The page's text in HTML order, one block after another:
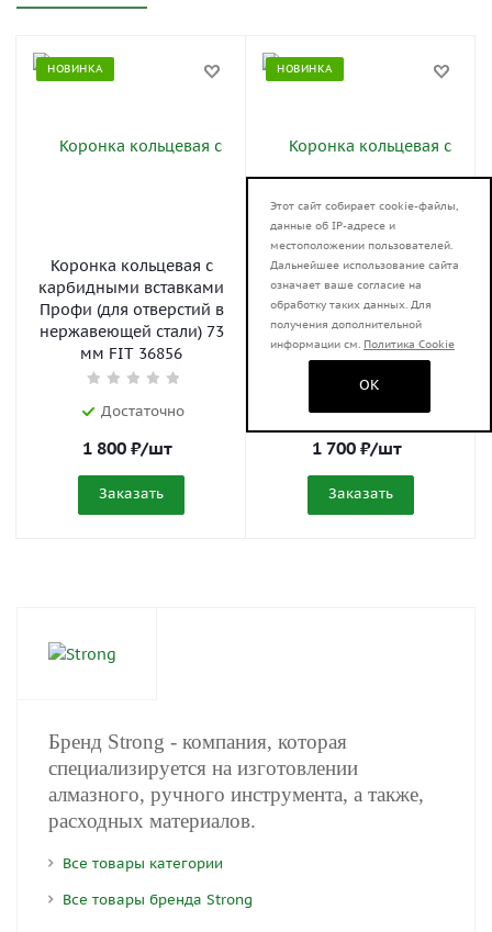
НОВИНКА
Коронка кольцевая с
карбидными вставками
Профи (для отверстий в
нержавеющей стали) 73
мм FIT 36856
Достаточно
1 800 ₽/шт
Заказать
НОВИНКА
Коронка кольцевая с
карбидными вставками
Профи (для отверстий в
нержавеющей стали) 70
мм FIT 36855
Достаточно
1 700 ₽/шт
Заказать
Бренд Strong - компания, которая
специализируется на изготовлении
алмазного, ручного инструмента, а также,
расходных материалов.
Все товары категории
Все товары бренда Strong
Этот сайт собирает cookie-файлы,
данные об IP-адресе и
местоположении пользователей.
Дальнейшее использование сайта
означает ваше согласие на
обработку таких данных. Для
получения дополнительной
информации см. Политика Cookie
OK